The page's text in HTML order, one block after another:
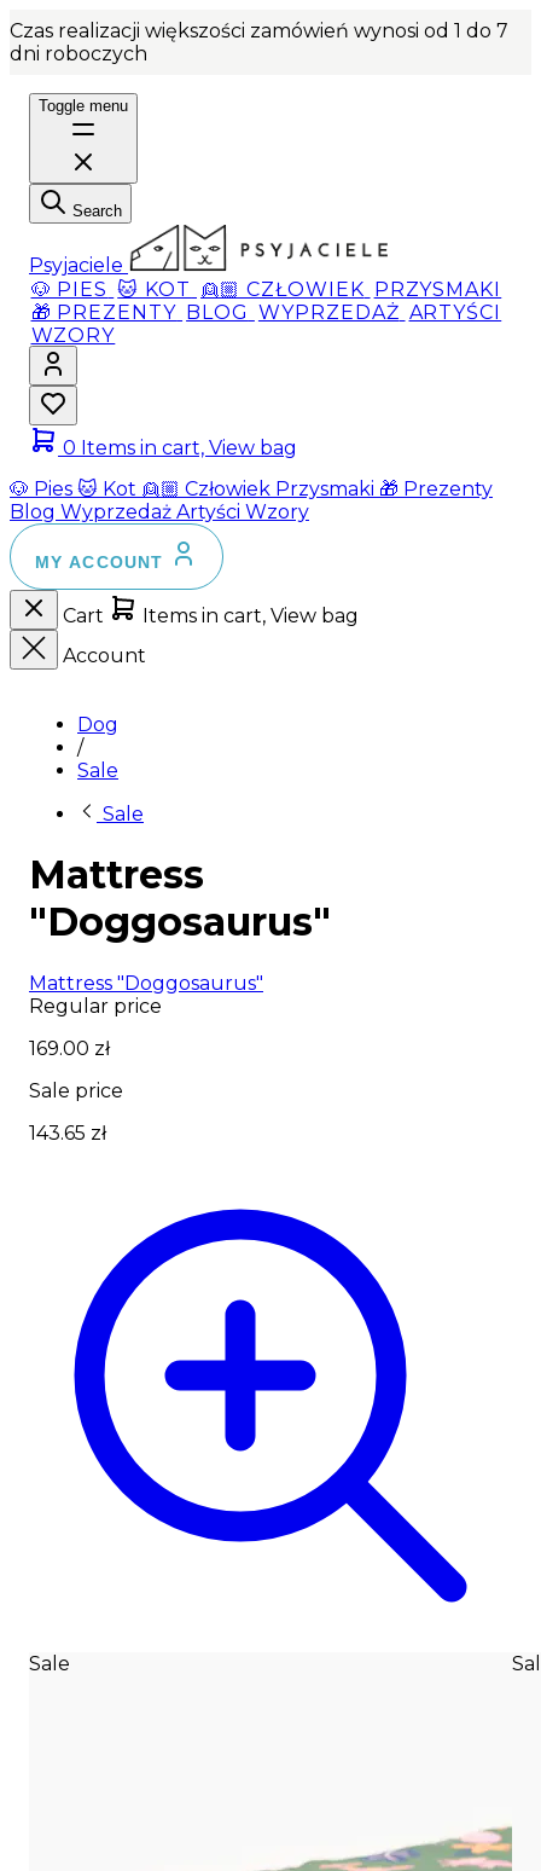
Czas realizacji większości zamówień wynosi od 1 do 7
dni roboczych
Toggle menu
Search
Psyjaciele
🐶 PIES 🐱 KOT 👱🏼 CZŁOWIEK PRZYSMAKI
🎁 PREZENTY BLOG WYPRZEDAŻ ARTYŚCI
WZORY
0 Items in cart, View bag
🐶 Pies 🐱 Kot 👱🏼 Człowiek Przysmaki 🎁 Prezenty
Blog Wyprzedaż Artyści Wzory
MY ACCOUNT
Cart
Items in cart, View bag
Account
Dog
/
Sale
Sale
Mattress
"Doggosaurus"
Mattress "Doggosaurus"
Regular price
169.00 zł
Sale price
143.65 zł
Sale